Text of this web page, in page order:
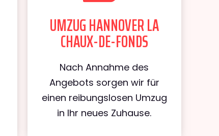
UMZUG HANNOVER LA
CHAUX-DE-FONDS
Nach Annahme des
Angebots sorgen wir für
einen reibungslosen Umzug
in Ihr neues Zuhause.